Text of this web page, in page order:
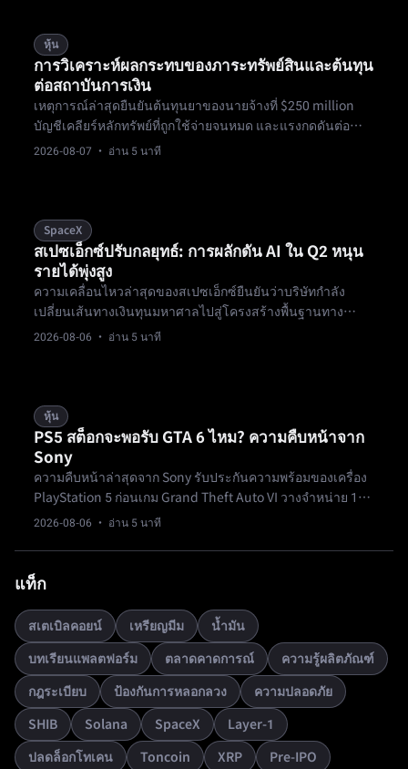
หุ้น
การวิเคราะห์ผลกระทบของภาระทรัพย์สินและต้นทุน
ต่อสถาบันการเงิน
เหตุการณ์ล่าสุดยืนยันต้นทุนยาของนายจ้างที่ $250 million
บัญชีเคลียร์หลักทรัพย์ที่ถูกใช้จ่ายจนหมด และแรงกดดันต่อ
อัตรากำไรขั้นต้น การเรียกร้องค่ารักษาพยาบาลที่เพิ่มขึ้น การ
2026-08-07 · อ่าน 5 นาที
SpaceX
สเปซเอ็กซ์ปรับกลยุทธ์: การผลักดัน AI ใน Q2 หนุน
รายได้พุ่งสูง
ความเคลื่อนไหวล่าสุดของสเปซเอ็กซ์ยืนยันว่าบริษัทกำลัง
เปลี่ยนเส้นทางเงินทุนมหาศาลไปสู่โครงสร้างพื้นฐานทาง
กายภาพของ AI โดยใช้เทสลาเมกะแพ็กสำหรับศูนย์โคลอสซัส
2026-08-06 · อ่าน 5 นาที
หุ้น
PS5 สต็อกจะพอรับ GTA 6 ไหม? ความคืบหน้าจาก
Sony
ความคืบหน้าล่าสุดจาก Sony รับประกันความพร้อมของเครื่อง
PlayStation 5 ก่อนเกม Grand Theft Auto VI วางจำหน่าย 19
พฤศจิกายนนี้หรือไม่?
2026-08-06 · อ่าน 5 นาที
แท็ก
สเตเบิลคอยน์ เหรียญมีม น้ำมัน
บทเรียนแพลตฟอร์ม ตลาดคาดการณ์ ความรู้ผลิตภัณฑ์
กฎระเบียบ ป้องกันการหลอกลวง ความปลอดภัย
SHIB Solana SpaceX Layer-1
ปลดล็อกโทเคน Toncoin XRP Pre-IPO